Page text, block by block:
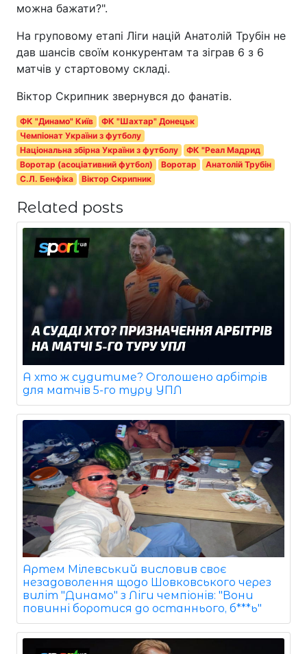
можна бажати?".
На груповому етапі Ліги націй Анатолій Трубін не
дав шансів своїм конкурентам та зіграв 6 з 6
матчів у стартовому складі.
Віктор Скрипник звернувся до фанатів.
ФК "Динамо" Київ
ФК "Шахтар" Донецьк
Чемпіонат України з футболу
Національна збірна України з футболу
ФК "Реал Мадрид
Воротар (асоціативний футбол)
Воротар
Анатолій Трубін
С.Л. Бенфіка
Віктор Скрипник
Related posts
А хто ж судитиме? Оголошено арбітрів
для матчів 5-го туру УПЛ
Артем Мілевський висловив своє
незадоволення щодо Шовковського через
виліт "Динамо" з Ліги чемпіонів: "Вони
повинні боротися до останнього, б***ь"